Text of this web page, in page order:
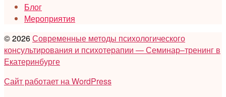
Блог
Мероприятия
© 2026Современные методы психологического
консультирования и психотерапии — Семинар–тренинг в
Екатеринбурге
Сайт работает на WordPress